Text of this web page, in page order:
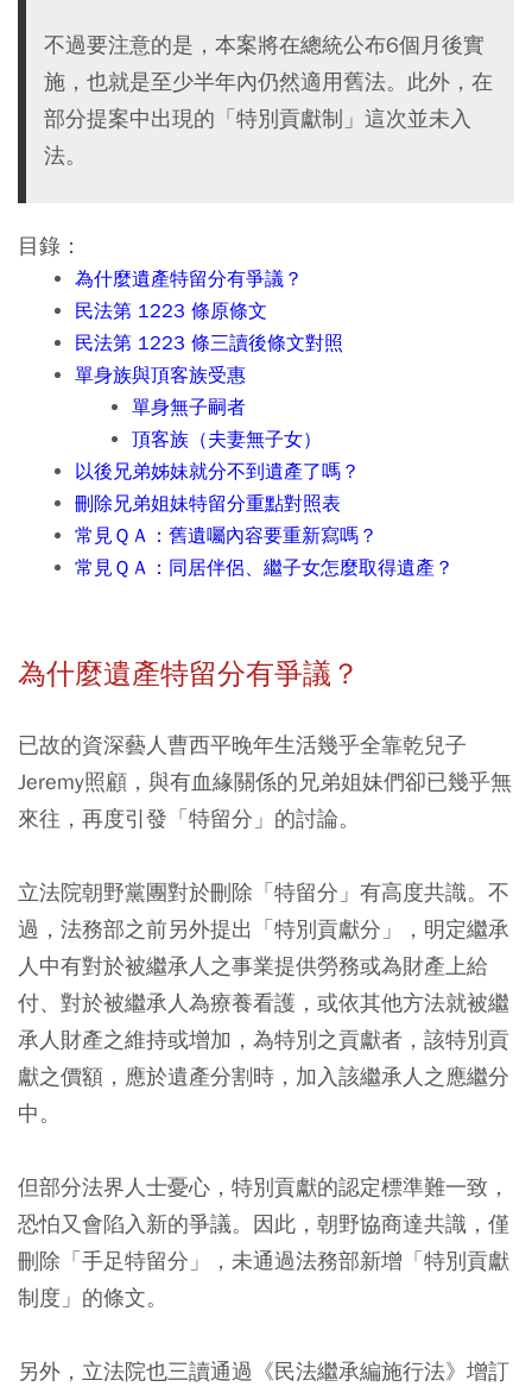
不過要注意的是，本案將在總統公布6個月後實
施，也就是至少半年內仍然適用舊法。此外，在
部分提案中出現的「特別貢獻制」這次並未入
法。
目錄：
為什麼遺產特留分有爭議？
民法第 1223 條原條文
民法第 1223 條三讀後條文對照
單身族與頂客族受惠
單身無子嗣者
頂客族（夫妻無子女）
以後兄弟姊妹就分不到遺產了嗎？
刪除兄弟姐妹特留分重點對照表
常見ＱＡ：舊遺囑內容要重新寫嗎？
常見ＱＡ：同居伴侶、繼子女怎麼取得遺產？
為什麼遺產特留分有爭議？
已故的資深藝人曹西平晚年生活幾乎全靠乾兒子
Jeremy照顧，與有血緣關係的兄弟姐妹們卻已幾乎無
來往，再度引發「特留分」的討論。
立法院朝野黨團對於刪除「特留分」有高度共識。不
過，法務部之前另外提出「特別貢獻分」，明定繼承
人中有對於被繼承人之事業提供勞務或為財產上給
付、對於被繼承人為療養看護，或依其他方法就被繼
承人財產之維持或增加，為特別之貢獻者，該特別貢
獻之價額，應於遺產分割時，加入該繼承人之應繼分
中。
但部分法界人士憂心，特別貢獻的認定標準難一致，
恐怕又會陷入新的爭議。因此，朝野協商達共識，僅
刪除「手足特留分」，未通過法務部新增「特別貢獻
制度」的條文。
另外，立法院也三讀通過《民法繼承編施行法》增訂